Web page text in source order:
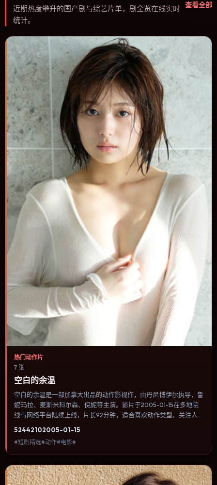
近期热度攀升的国产剧与综艺片单，剧全览在线实时
统计。
查看全部
热门动作片
7 张
空白的余温
空白的余温是一部加拿大出品的动作影视作，由丹尼·博伊尔执导，鲁
妮·玛拉、麦斯·米科尔森、倪妮等主演。影片于2005-01-15在多地院
线与网络平台陆续上线，片长92分钟，适合喜欢动作类型、关注人物
听语言统一，可作为休闲观影或类型片补片的选择。
52442102005-01-15
#短剧精选#动作#电影#